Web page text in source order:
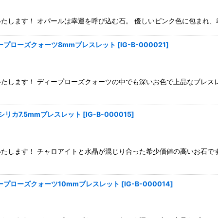
します！ オパールは幸運を呼び込む石。 優しいピンク色に包まれ
ローズクォーツ8mmブレスレット [IG-B-000021]
します！ ディープローズクォーツの中でも深いお色で上品なブレ
カ7.5mmブレスレット [IG-B-000015]
します！ チャロアイトと水晶が混じり合った希少価値の高いお石
ローズクォーツ10mmブレスレット [IG-B-000014]